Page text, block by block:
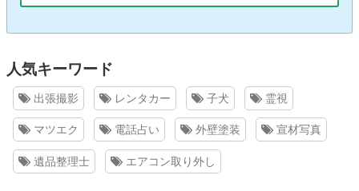
人気キーワード
出張撮影 レンタカー 子犬 霊視
マツエク 電話占い 外壁塗装 宣材写真
遺品整理士 エアコン取り外し